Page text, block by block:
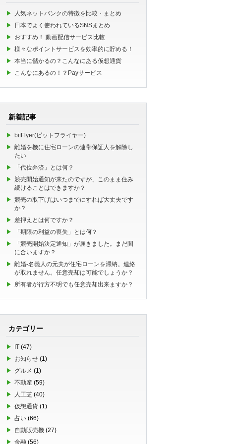
人気ネットバンクの特徴を比較・まとめ
日本でよく使われているSNSまとめ
おすすめ！ 動画配信サービス比較
様々なポイントサービスを効率的に貯める！
本当に儲かるの？こんなにある仮想通貨
こんなにあるの！？Payサービス
新着記事
bitFlyer(ビットフライヤー)
離婚を機に住宅ローンの連帯保証人を解除し
たい
「代位弁済」とは何？
競売開始通知が来たのですが、このまま住み
続けることはできますか？
競売の取下げはいつまでにすれば大丈夫です
か？
差押えとは何ですか？
「期限の利益の喪失」とは何？
「競売開始決定通知」が届きました。まだ間
に合いますか？
離婚-名義人の元夫が住宅ローンを滞納。連絡
が取れません。任意売却は可能でしょうか？
所有者が行方不明でも任意売却出来ますか？
カテゴリー
IT (47)
お知らせ (1)
グルメ (1)
不動産 (59)
人工芝 (40)
仮想通貨 (1)
占い (66)
自動販売機 (27)
金融 (56)